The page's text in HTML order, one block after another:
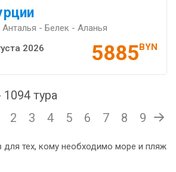
- Белек - Аланья
5885BYN
2026
тура
2 3 4 5 6 7 8 9
для тех, кому необходимо море и пляж